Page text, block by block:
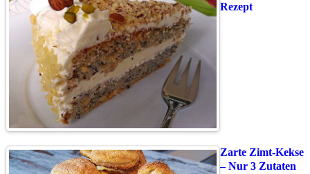
Rezept
Zarte Zimt-Kekse
– Nur 3 Zutaten